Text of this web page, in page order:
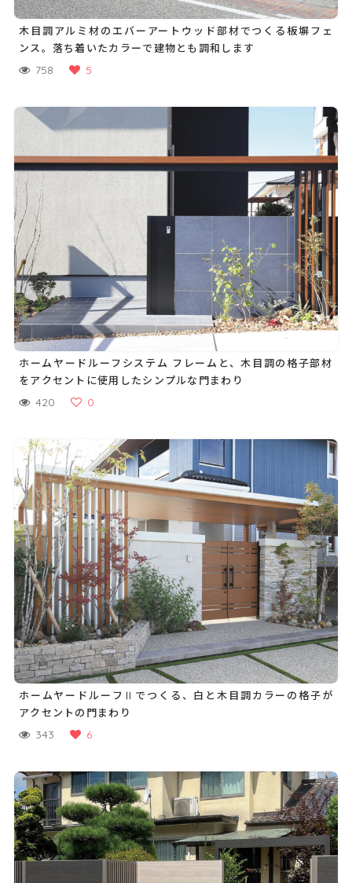
木目調アルミ材のエバーアートウッド部材でつくる板塀フェ
ンス。落ち着いたカラーで建物とも調和します
758 5
ホームヤードルーフシステム フレームと、木目調の格子部材
をアクセントに使用したシンプルな門まわり
420 0
ホームヤードルーフⅡでつくる、白と木目調カラーの格子が
アクセントの門まわり
343 6